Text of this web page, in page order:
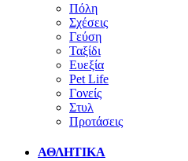
Πόλη
Σχέσεις
Γεύση
Ταξίδι
Ευεξία
Pet Life
Γονείς
Στυλ
Προτάσεις
ΑΘΛΗΤΙΚΑ